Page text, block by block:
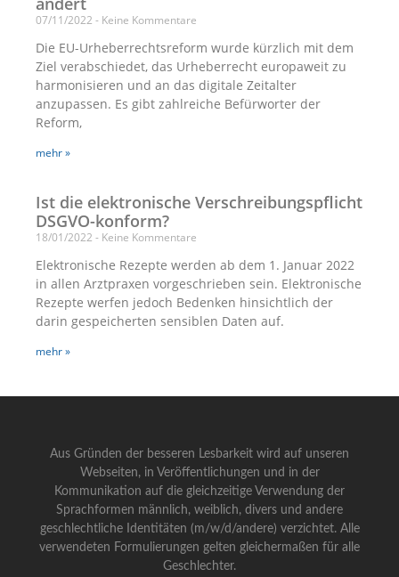
07/11/2022 Keine Kommentare
Die EU-Urheberrechtsreform wurde kürzlich mit dem
Ziel verabschiedet, das Urheberrecht europaweit zu
harmonisieren und an das digitale Zeitalter
anzupassen. Es gibt zahlreiche Befürworter der
Reform,
mehr »
Ist die elektronische Verschreibungspflicht
DSGVO-konform?
18/01/2022 Keine Kommentare
Elektronische Rezepte werden ab dem 1. Januar 2022
in allen Arztpraxen vorgeschrieben sein. Elektronische
Rezepte werfen jedoch Bedenken hinsichtlich der
darin gespeicherten sensiblen Daten auf.
mehr »
Aus Gründen der besseren Lesbarkeit wird auf unseren
Webseiten, in Veröffentlichungen und in der
Kommunikation auf die gleichzeitige Verwendung der
Sprachformen männlich, weiblich, divers und andere
geschlechtliche Identitäten (m/w/d/andere) verzichtet. Alle
verwendeten Formulierungen gelten gleichermaßen für alle
Geschlechter.